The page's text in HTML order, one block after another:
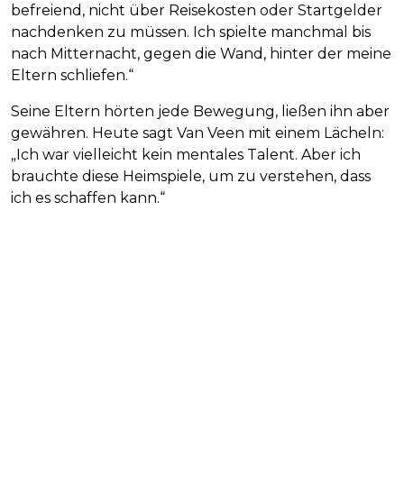
befreiend, nicht über Reisekosten oder Startgelder
nachdenken zu müssen. Ich spielte manchmal bis
nach Mitternacht, gegen die Wand, hinter der meine
Eltern schliefen.“
Seine Eltern hörten jede Bewegung, ließen ihn aber
gewähren. Heute sagt Van Veen mit einem Lächeln:
„Ich war vielleicht kein mentales Talent. Aber ich
brauchte diese Heimspiele, um zu verstehen, dass
ich es schaffen kann.“